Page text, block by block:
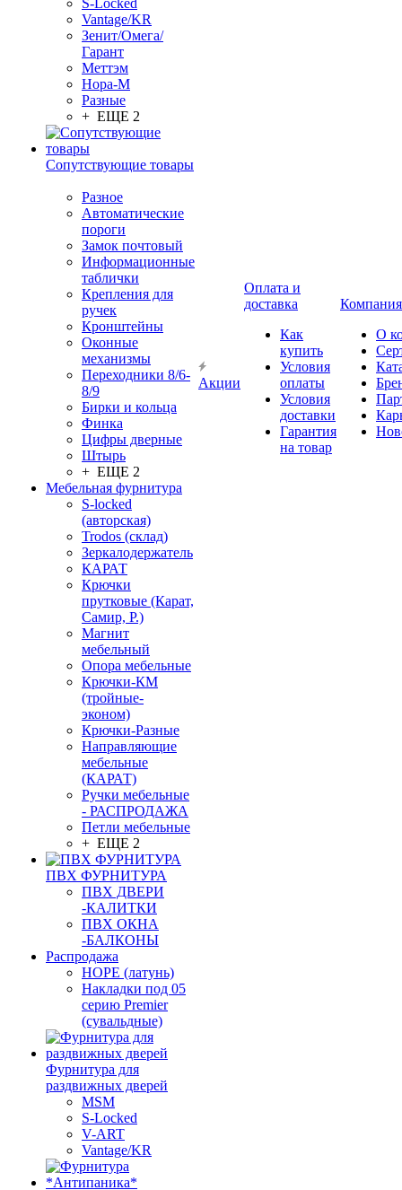
S-Locked
Vantage/KR
Зенит/Омега/
Гарант
Меттэм
Нора-М
Разные
+ ЕЩЕ 2
Сопутствующие товары
Разное
Автоматические
пороги
Замок почтовый
Информационные
таблички
Крепления для
ручек
Кронштейны
Оконные
механизмы
Переходники 8/6-
8/9
Бирки и кольца
Финка
Цифры дверные
Штырь
+ ЕЩЕ 2
Мебельная фурнитура
S-locked
(авторская)
Trodos (склад)
Зеркалодержатель
КАРАТ
Крючки
прутковые (Карат,
Самир, Р.)
Магнит
мебельный
Опора мебельные
Крючки-КМ
(тройные-
эконом)
Крючки-Разные
Направляющие
мебельные
(КАРАТ)
Ручки мебельные
- РАСПРОДАЖА
Петли мебельные
+ ЕЩЕ 2
ПВХ ФУРНИТУРА
ПВХ ДВЕРИ
-КАЛИТКИ
ПВХ ОКНА
-БАЛКОНЫ
Распродажа
HOPE (латунь)
Накладки под 05
серию Premier
(сувальдные)
Фурнитура для
раздвижных дверей
MSM
S-Locked
V-ART
Vantage/KR
Акции
Оплата и
доставка
Как
купить
Условия
оплаты
Условия
доставки
Гарантия
на товар
Компания
О